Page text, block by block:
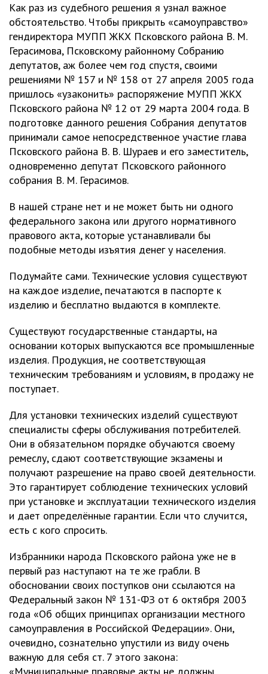
Как раз из судебного решения я узнал важное
обстоятельство. Чтобы прикрыть «самоуправство»
гендиректора МУПП ЖКХ Псковского района В. М.
Герасимова, Псковскому районному Собранию
депутатов, аж более чем год спустя, своими
решениями № 157 и № 158 от 27 апреля 2005 года
пришлось «узаконить» распоряжение МУПП ЖКХ
Псковского района № 12 от 29 марта 2004 года. В
подготовке данного решения Собрания депутатов
принимали самое непосредственное участие глава
Псковского района В. В. Шураев и его заместитель,
одновременно депутат Псковского районного
собрания В. М. Герасимов.
В нашей стране нет и не может быть ни одного
федерального закона или другого нормативного
правового акта, которые устанавливали бы
подобные методы изъятия денег у населения.
Подумайте сами. Технические условия существуют
на каждое изделие, печатаются в паспорте к
изделию и бесплатно выдаются в комплекте.
Существуют государственные стандарты, на
основании которых выпускаются все промышленные
изделия. Продукция, не соответствующая
техническим требованиям и условиям, в продажу не
поступает.
Для установки технических изделий существуют
специалисты сферы обслуживания потребителей.
Они в обязательном порядке обучаются своему
ремеслу, сдают соответствующие экзамены и
получают разрешение на право своей деятельности.
Это гарантирует соблюдение технических условий
при установке и эксплуатации технического изделия
и дает определённые гарантии. Если что случится,
есть с кого спросить.
Избранники народа Псковского района уже не в
первый раз наступают на те же грабли. В
обосновании своих поступков они ссылаются на
Федеральный закон № 131-ФЗ от 6 октября 2003
года «Об общих принципах организации местного
самоуправления в Российской Федерации». Они,
очевидно, сознательно упустили из виду очень
важную для себя ст. 7 этого закона: